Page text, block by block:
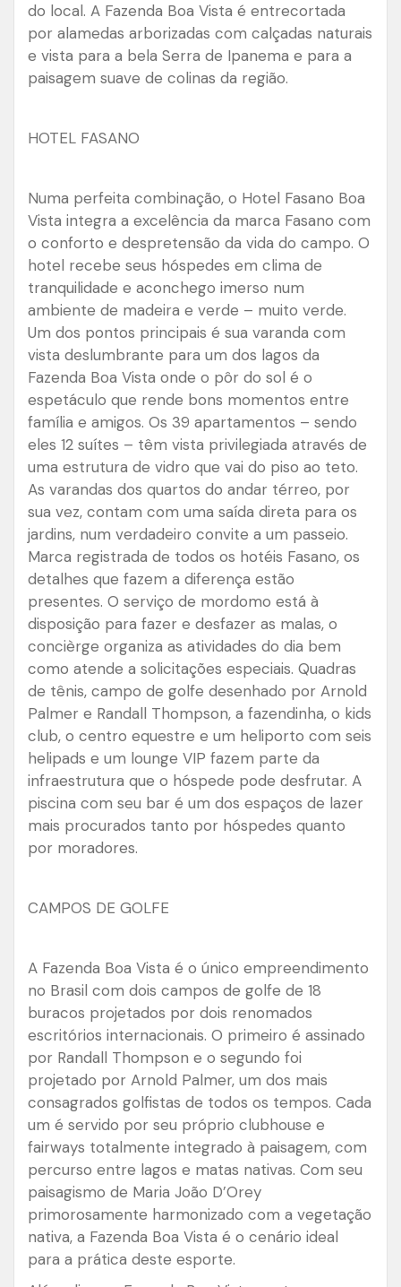
do local. A Fazenda Boa Vista é entrecortada
por alamedas arborizadas com calçadas naturais
e vista para a bela Serra de Ipanema e para a
paisagem suave de colinas da região.
HOTEL FASANO
Numa perfeita combinação, o Hotel Fasano Boa
Vista integra a excelência da marca Fasano com
o conforto e despretensão da vida do campo. O
hotel recebe seus hóspedes em clima de
tranquilidade e aconchego imerso num
ambiente de madeira e verde – muito verde.
Um dos pontos principais é sua varanda com
vista deslumbrante para um dos lagos da
Fazenda Boa Vista onde o pôr do sol é o
espetáculo que rende bons momentos entre
família e amigos. Os 39 apartamentos – sendo
eles 12 suítes – têm vista privilegiada através de
uma estrutura de vidro que vai do piso ao teto.
As varandas dos quartos do andar térreo, por
sua vez, contam com uma saída direta para os
jardins, num verdadeiro convite a um passeio.
Marca registrada de todos os hotéis Fasano, os
detalhes que fazem a diferença estão
presentes. O serviço de mordomo está à
disposição para fazer e desfazer as malas, o
concièrge organiza as atividades do dia bem
como atende a solicitações especiais. Quadras
de tênis, campo de golfe desenhado por Arnold
Palmer e Randall Thompson, a fazendinha, o kids
club, o centro equestre e um heliporto com seis
helipads e um lounge VIP fazem parte da
infraestrutura que o hóspede pode desfrutar. A
piscina com seu bar é um dos espaços de lazer
mais procurados tanto por hóspedes quanto
por moradores.
CAMPOS DE GOLFE
A Fazenda Boa Vista é o único empreendimento
no Brasil com dois campos de golfe de 18
buracos projetados por dois renomados
escritórios internacionais. O primeiro é assinado
por Randall Thompson e o segundo foi
projetado por Arnold Palmer, um dos mais
consagrados golfistas de todos os tempos. Cada
um é servido por seu próprio clubhouse e
fairways totalmente integrado à paisagem, com
percurso entre lagos e matas nativas. Com seu
paisagismo de Maria João D’Orey
primorosamente harmonizado com a vegetação
nativa, a Fazenda Boa Vista é o cenário ideal
para a prática deste esporte.